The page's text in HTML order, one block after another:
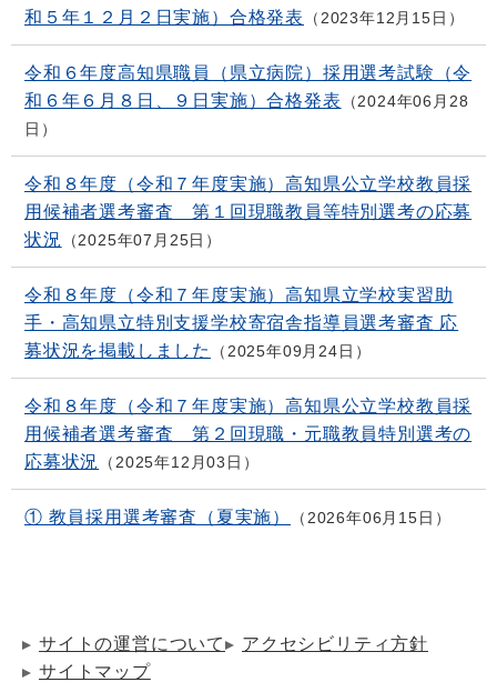
和５年１２月２日実施）合格発表
2023年12月15日
令和６年度高知県職員（県立病院）採用選考試験（令
和６年６月８日、９日実施）合格発表
2024年06月28
日
令和８年度（令和７年度実施）高知県公立学校教員採
用候補者選考審査 第１回現職教員等特別選考の応募
状況
2025年07月25日
令和８年度（令和７年度実施）高知県立学校実習助
手・高知県立特別支援学校寄宿舎指導員選考審査 応
募状況を掲載しました
2025年09月24日
令和８年度（令和７年度実施）高知県公立学校教員採
用候補者選考審査 第２回現職・元職教員特別選考の
応募状況
2025年12月03日
① 教員採用選考審査（夏実施） 2026年06月15日
サイトの運営について
アクセシビリティ方針
サイトマップ